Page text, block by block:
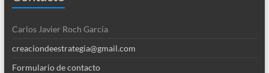
Carlos Javier Roch García
creaciondeestrategia@gmail.com
Formulario de contacto